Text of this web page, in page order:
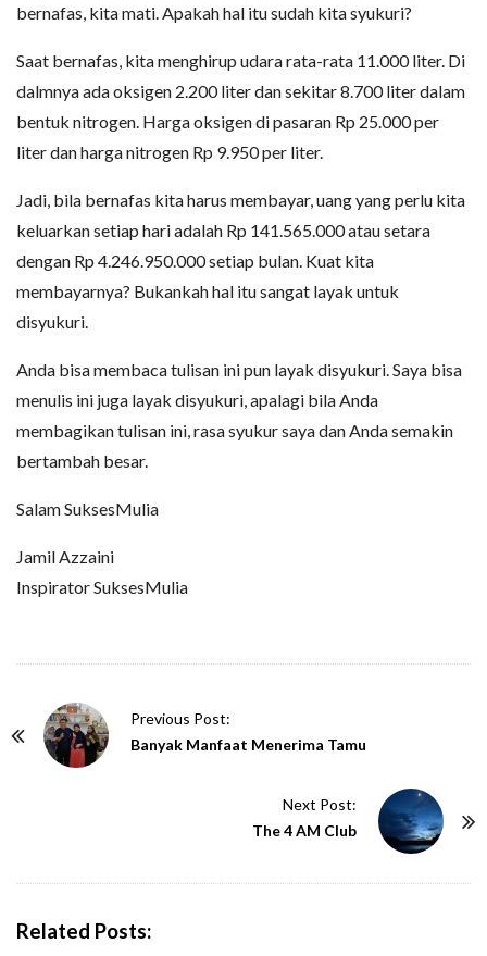
bernafas, kita mati. Apakah hal itu sudah kita syukuri?
Saat bernafas, kita menghirup udara rata-rata 11.000 liter. Di
dalmnya ada oksigen 2.200 liter dan sekitar 8.700 liter dalam
bentuk nitrogen. Harga oksigen di pasaran Rp 25.000 per
liter dan harga nitrogen Rp 9.950 per liter.
Jadi, bila bernafas kita harus membayar, uang yang perlu kita
keluarkan setiap hari adalah Rp 141.565.000 atau setara
dengan Rp 4.246.950.000 setiap bulan. Kuat kita
membayarnya? Bukankah hal itu sangat layak untuk
disyukuri.
Anda bisa membaca tulisan ini pun layak disyukuri. Saya bisa
menulis ini juga layak disyukuri, apalagi bila Anda
membagikan tulisan ini, rasa syukur saya dan Anda semakin
bertambah besar.
Salam SuksesMulia
Jamil Azzaini
Inspirator SuksesMulia
Previous Post:
Banyak Manfaat Menerima Tamu
Next Post:
The 4 AM Club
Related Posts: